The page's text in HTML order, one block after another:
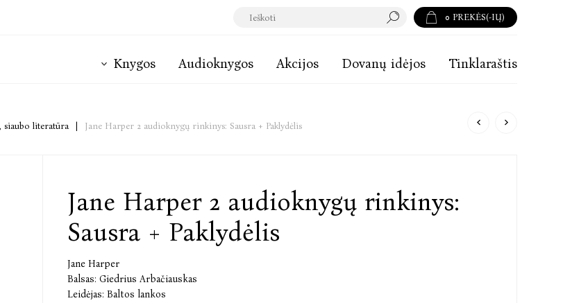
0 PREKĖS(-IŲ)
Knygos Audioknygos Akcijos Dovanų idėjos Tinklaraštis
siaubo literatūra Jane Harper 2 audioknygų rinkinys: Sausra + Paklydėlis
Jane Harper 2 audioknygų rinkinys:
Sausra + Paklydėlis
Jane Harper
Balsas: Giedrius Arbačiauskas
Leidėjas: Baltos lankos